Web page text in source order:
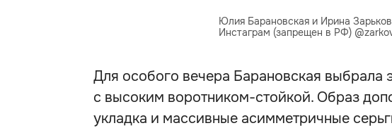
Юлия Барановская и Ирина
Инстаграм (запрещен в РФ)
Для особого вечера Барановская выбрала
с высоким воротником-стойкой. Образ
укладка и массивные асимметричные